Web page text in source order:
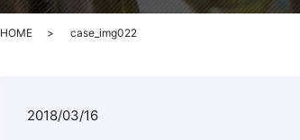
HOME case_img022
2018/03/16